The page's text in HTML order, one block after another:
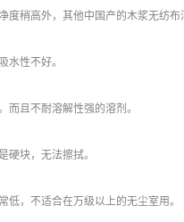
度稍高外，其他中国产的木浆无纺
水性不好。
而且不耐溶解性强的溶剂。
硬块，无法擦拭。
，不适合在万级以上的无尘室用。